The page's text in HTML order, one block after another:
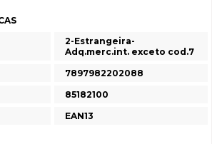
2-Estrangeira-
Adq.merc.int. exceto cod.7
7897982202088
85182100
EAN13